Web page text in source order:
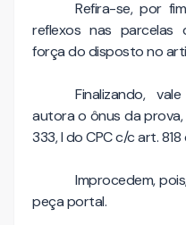
Refira-se, por
reflexos nas parcelas
força do disposto no
Finalizando,
autora o ônus da
333, I do CPC c/c art. 818
Improcedem,
peça portal.